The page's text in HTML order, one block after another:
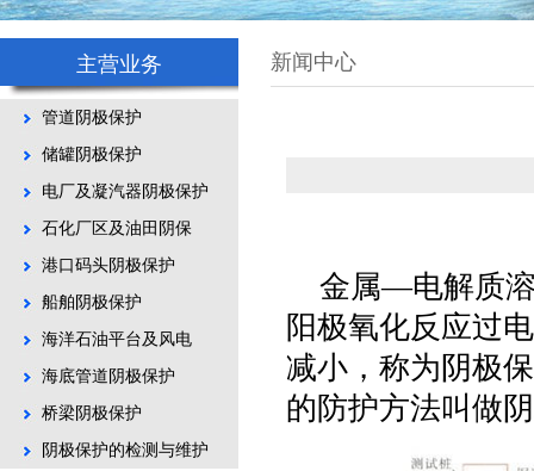
主营业务
管道阴极保护
储罐阴极保护
电厂及凝汽器阴极保护
石化厂区及油田阴保
港口码头阴极保护
船舶阴极保护
海洋石油平台及风电
海底管道阴极保护
桥梁阴极保护
阴极保护的检测与维护
新闻中心
金属—电解质
阳极氧化反应过
减小，称为阴极
的防护方法叫做